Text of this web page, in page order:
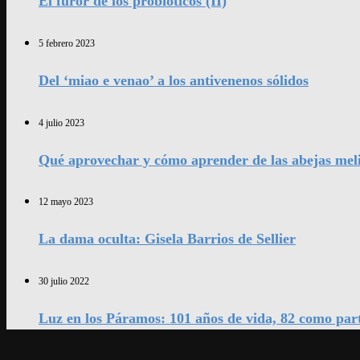
5 febrero 2023
Del ‘miao e venao’ a los antivenenos sólidos
4 julio 2023
Qué aprovechar y cómo aprender de las abejas
12 mayo 2023
La dama oculta: Gisela Barrios de Sellier
30 julio 2022
Luz en los Páramos: 101 años de vida, 82 como